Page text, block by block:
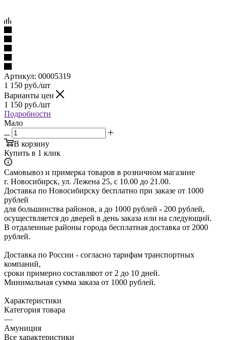
Артикул: 00005319
1 150 руб./шт
Варианты цен
1 150 руб./шт
Подробности
Мало
В корзину
Купить в 1 клик
Самовывоз и примерка товаров в розничном магазине
г. Новосибирск, ул. Лежена 25, с 10.00 до 21.00.
Доставка по Новосибирску бесплатно при заказе от 1000
рублей
для большинства районов, а до 1000 рублей - 200 рублей,
осуществляется до дверей в день заказа или на следующий.
В отдаленные районы города бесплатная доставка от 2000
рублей.
Доставка по России - согласно тарифам транспортных
компаний,
сроки примерно составляют от 2 до 10 дней.
Минимальная сумма заказа от 1000 рублей.
Характеристики
Категория товара
—
Амуниция
Все характеристики